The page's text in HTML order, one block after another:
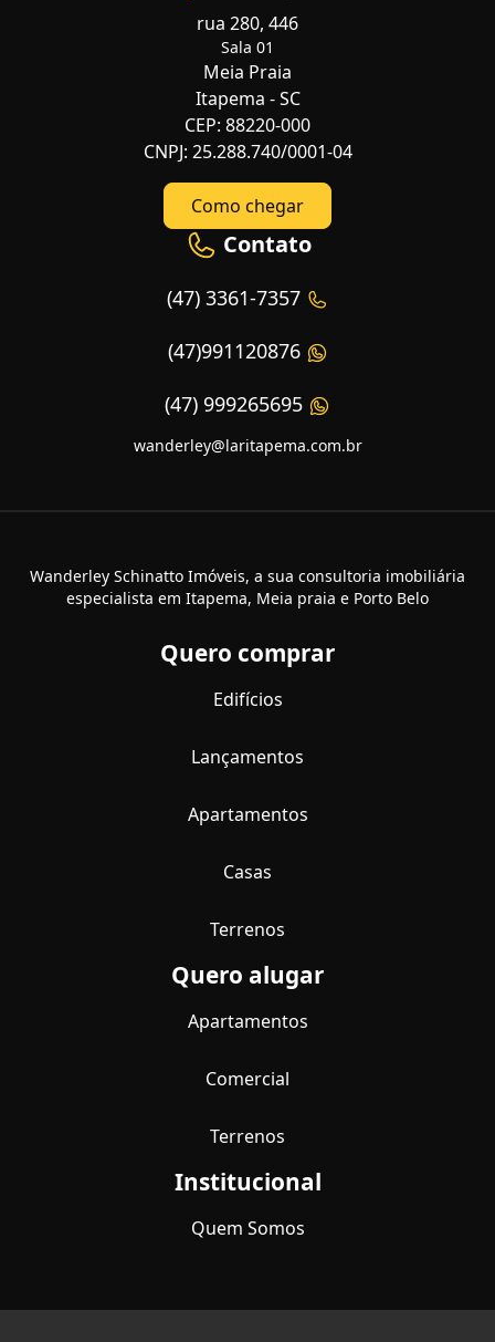
rua 280, 446
Sala 01
Meia Praia
Itapema - SC
CEP: 88220-000
CNPJ: 25.288.740/0001-04
Como chegar
Contato
(47) 3361-7357
(47)991120876
(47) 999265695
wanderley@laritapema.com.br
Wanderley Schinatto Imóveis, a sua consultoria imobiliária
especialista em Itapema, Meia praia e Porto Belo
Quero comprar
Edifícios
Lançamentos
Apartamentos
Casas
Terrenos
Quero alugar
Apartamentos
Comercial
Terrenos
Institucional
Quem Somos